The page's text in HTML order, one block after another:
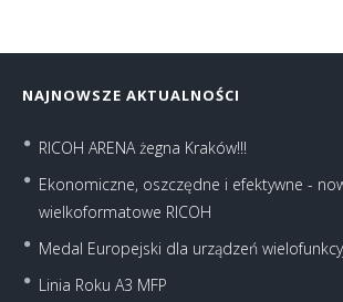
NAJNOWSZE AKTUALNOŚCI
RICOH ARENA żegna Kraków!!!
Ekonomiczne, oszczędne i efektywne -
wielkoformatowe RICOH
Medal Europejski dla urządzeń
Linia Roku A3 MFP